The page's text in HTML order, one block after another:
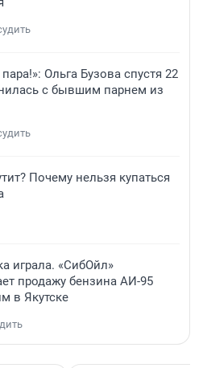
Ольга Бузова спустя 22
с бывшим парнем из
Почему нельзя купаться
играла. «СибОйл»
продажу бензина АИ-95
в Якутске